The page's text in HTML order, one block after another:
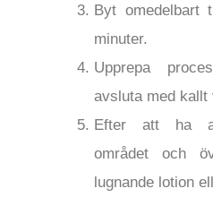
Byt
minuter.
Upprepa
avsluta med kallt
Efter att ha
området och
lugnande lotion